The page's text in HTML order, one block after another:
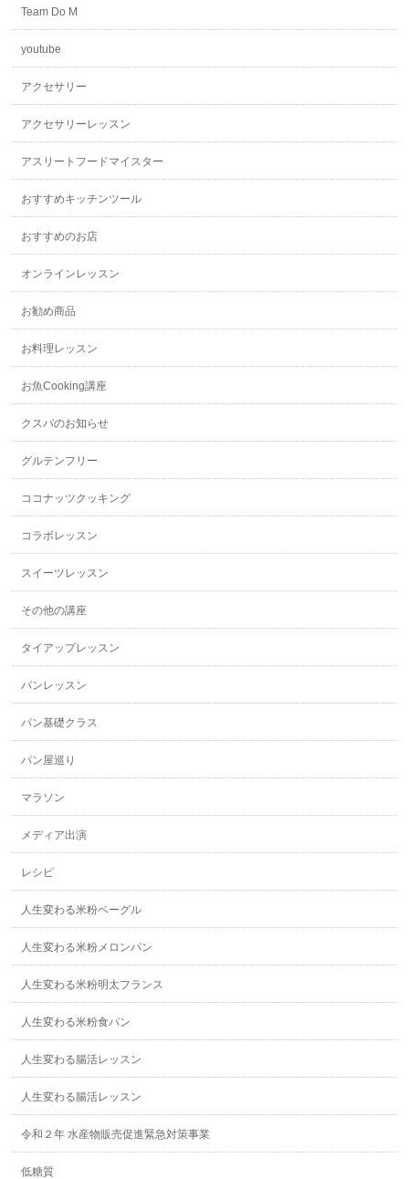
Team Do M
youtube
アクセサリー
アクセサリーレッスン
アスリートフードマイスター
おすすめキッチンツール
おすすめのお店
オンラインレッスン
お勧め商品
お料理レッスン
お魚Cooking講座
クスパのお知らせ
グルテンフリー
ココナッツクッキング
コラボレッスン
スイーツレッスン
その他の講座
タイアップレッスン
パンレッスン
パン基礎クラス
パン屋巡り
マラソン
メディア出演
レシピ
人生変わる米粉ベーグル
人生変わる米粉メロンパン
人生変わる米粉明太フランス
人生変わる米粉食パン
人生変わる腸活レッスン
人生変わる腸活レッスン
令和２年 水産物販売促進緊急対策事業
低糖質